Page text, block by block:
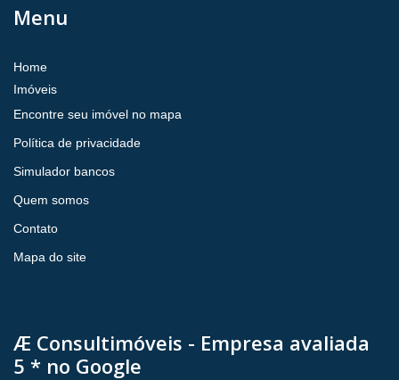
Menu
Home
Imóveis
Encontre seu imóvel no mapa
Política de privacidade
Simulador bancos
Quem somos
Contato
Mapa do site
Æ Consultimóveis - Empresa avaliada
5 * no Google